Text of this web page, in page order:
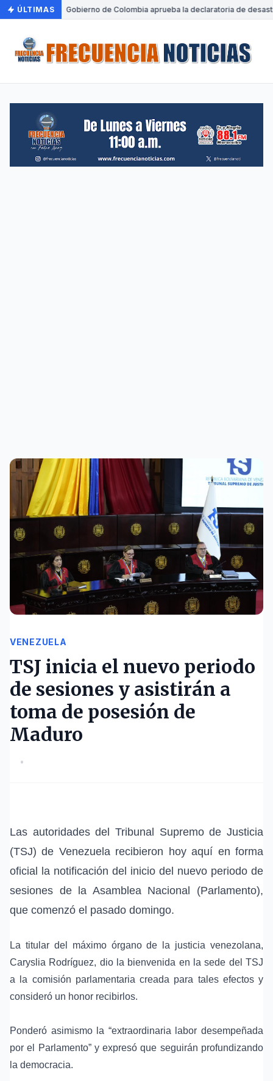
ÚLTIMAS• Gobierno de Colombia aprueba la declaratoria de
VENEZUELA
TSJ inicia el nuevo periodo
de sesiones y asistirán a
toma de posesión de
Maduro
•
Las autoridades del Tribunal Supremo de Justicia
(TSJ) de Venezuela recibieron hoy aquí en forma
oficial la notificación del inicio del nuevo periodo de
sesiones de la Asamblea Nacional (Parlamento),
que comenzó el pasado domingo.
La titular del máximo órgano de la justicia venezolana,
Caryslia Rodríguez, dio la bienvenida en la sede del TSJ
a la comisión parlamentaria creada para tales efectos y
consideró un honor recibirlos.
Ponderó asimismo la “extraordinaria labor desempeñada
por el Parlamento” y expresó que seguirán profundizando
la democracia.